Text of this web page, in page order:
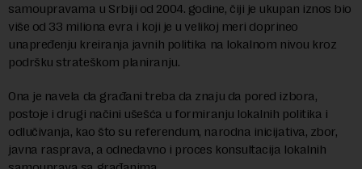
samoupravama u Srbiji od 2004. godine, čiji je ukupan iznos bio
više od 33 miliona evra i koji je u velikoj meri doprineo
unapređenju kreiranja javnih politika na lokalnom nivou kroz
podršku strateškom planiranju.
Ona je navela da građani treba da znaju da pored izbora,
postoje i drugi načini ušešća u formiranju lokalnih politika i
odlučivanja, kao što su referendum, narodna inicijativa, zbor,
javna rasprava, a odnedavno i proces konsultacija lokalnih